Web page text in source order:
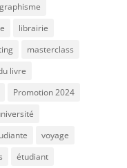
graphisme
librairie
masterclass
livre
Promotion 2024
voyage
étudiant